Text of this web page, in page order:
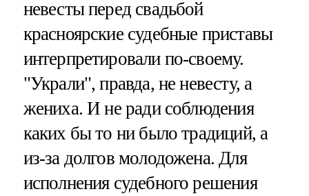
невесты перед свадьбой
красноярские судебные приставы
интерпретировали по-своему.
"Украли", правда, не невесту, а
жениха. И не ради соблюдения
каких бы то ни было традиций, а
из-за долгов молодожена. Для
исполнения судебного решения